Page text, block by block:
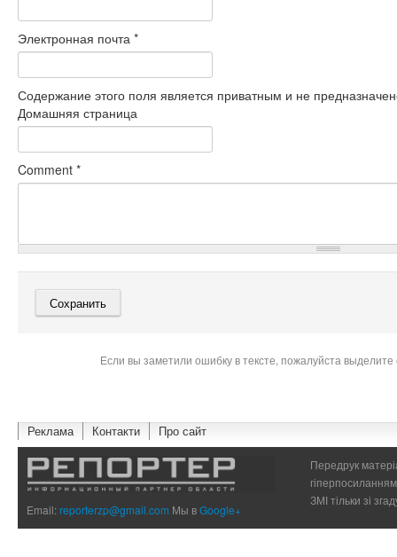
Электронная почта *
Содержание этого поля является приватным и не
Домашняя страница
Comment *
Если вы заметили ошибку в тексте, пожалуйста
Реклама Контакти Про сайт
Email:reporterzp@gmail.com Мы вGoogle+
Передрук
ЗМІ тільки зі